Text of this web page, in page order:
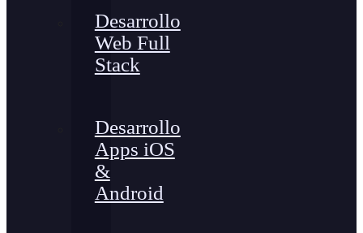
Desarrollo
Web Full
Stack
Desarrollo
Apps iOS
&
Android